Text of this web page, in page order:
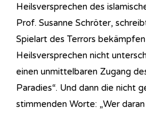
Heilsversprechen des
Prof. Susanne Schröter,
Spielart des Terrors
Heilsversprechen nicht
einen unmittelbaren Zugang
Paradies“. Und dann die nicht
stimmenden Worte: „Wer